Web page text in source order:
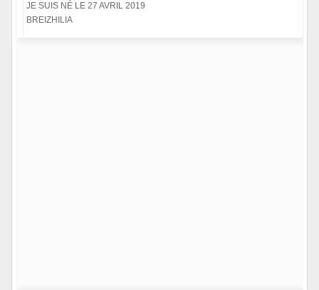
JE SUIS NÉ LE 27 AVRIL 2019
BREIZHILIA